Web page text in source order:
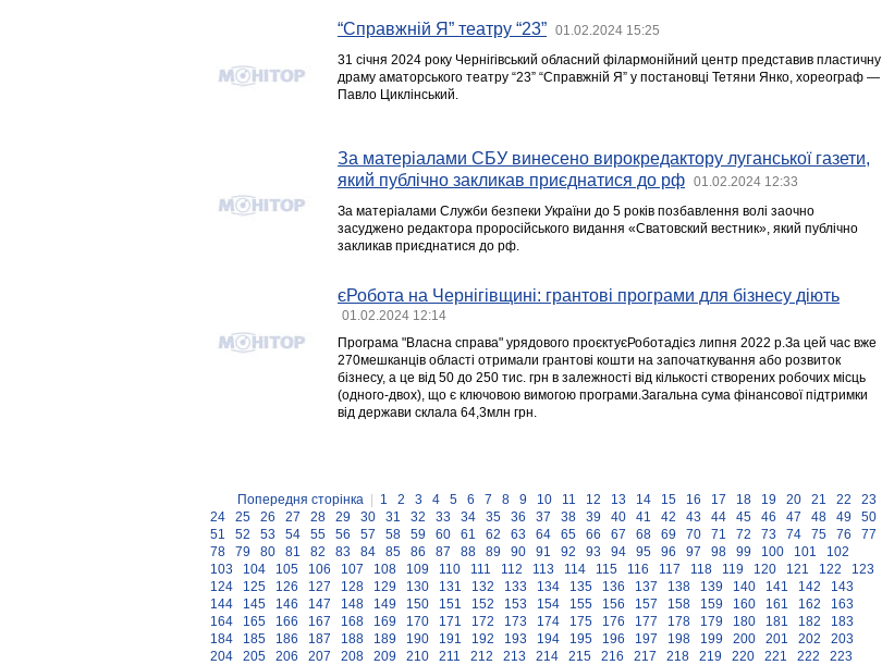
“Справжній Я” театру “23” 01.02.2024 15:25
31 січня 2024 року Чернігівський обласний філармонійний центр представив пластичну
драму аматорського театру “23” “Справжній Я” у постановці Тетяни Янко, хореограф —
Павло Циклінський.
За матеріалами СБУ винесено вирокредактору луганської газети,
який публічно закликав приєднатися до рф
01.02.2024 12:33
За матеріалами Служби безпеки України до 5 років позбавлення волі заочно
засуджено редактора проросійського видання «Сватовский вестник», який публічно
закликав приєднатися до рф.
єРобота на Чернігівщині: грантові програми для бізнесу діють
01.02.2024 12:14
Програма "Власна справа" урядового проєктуєРоботадієз липня 2022 р.За цей час вже
270мешканців області отримали грантові кошти на започаткування або розвиток
бізнесу, а це від 50 до 250 тис. грн в залежності від кількості створених робочих місць
(одного-двох), що є ключовою вимогою програми.Загальна сума фінансової підтримки
від держави склала 64,3млн грн.
Попередня сторінка 1 2 3 4 5 6 7 8 9 10 11 12 13 14 15 16 17 18 19 20 21 22
23
24
25 26 27 28 29 30 31 32 33 34 35 36 37 38 39 40 41 42 43 44 45 46 47 48 49
50
51
52 53 54 55 56 57 58 59 60 61 62 63 64 65 66 67 68 69 70 71 72 73 74 75 76
77
78
79 80 81 82 83 84 85 86 87 88 89 90 91 92 93 94 95 96 97 98 99 100 101
102
103
104 105 106 107 108 109 110 111 112 113 114 115 116 117 118 119 120 121 122
123
124
125 126 127 128 129 130 131 132 133 134 135 136 137 138 139 140 141 142
143
144
145 146 147 148 149 150 151 152 153 154 155 156 157 158 159 160 161 162
163
164
165 166 167 168 169 170 171 172 173 174 175 176 177 178 179 180 181 182
183
184
185 186 187 188 189 190 191 192 193 194 195 196 197 198 199 200 201 202
203
204
205 206 207 208 209 210 211 212 213 214 215 216 217 218 219 220 221 222
223